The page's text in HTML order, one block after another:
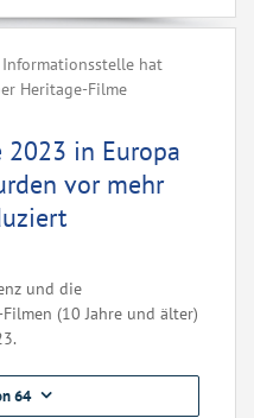
hat
Heritage-Filme
2023 in Europa
vor mehr
und die
(10 Jahre und älter)
64